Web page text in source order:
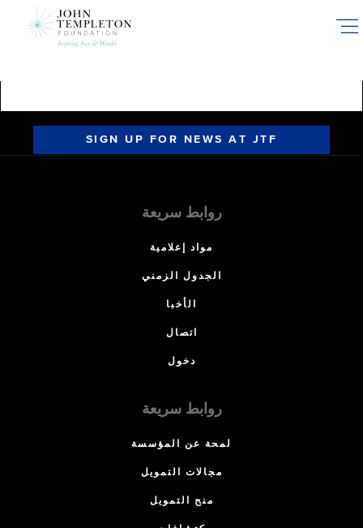
SIGN UP FOR NEWS AT JTF
روابط سريعة
مواد إعلامية
الجدول الزمني
الأخبا
اتصال
دخول
روابط سريعة
لمحة عن المؤسسة
مجالات التمويل
منح التمويل